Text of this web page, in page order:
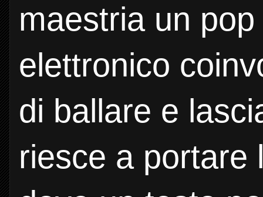
maestria un
elettronico
di ballare e
riesce a portare